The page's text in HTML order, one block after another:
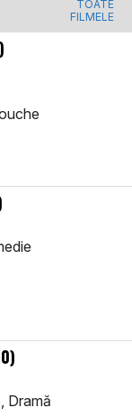
TOATE
FILMELE
Dramă